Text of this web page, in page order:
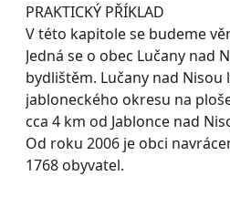
PRAKTICKÝ PŘÍKLAD
V této kapitole se budeme
Jedná se o obec Lučany nad
bydlištěm. Lučany nad
jabloneckého okresu na
cca 4 km od Jablonce nad
Od roku 2006 je obci
1768 obyvatel.